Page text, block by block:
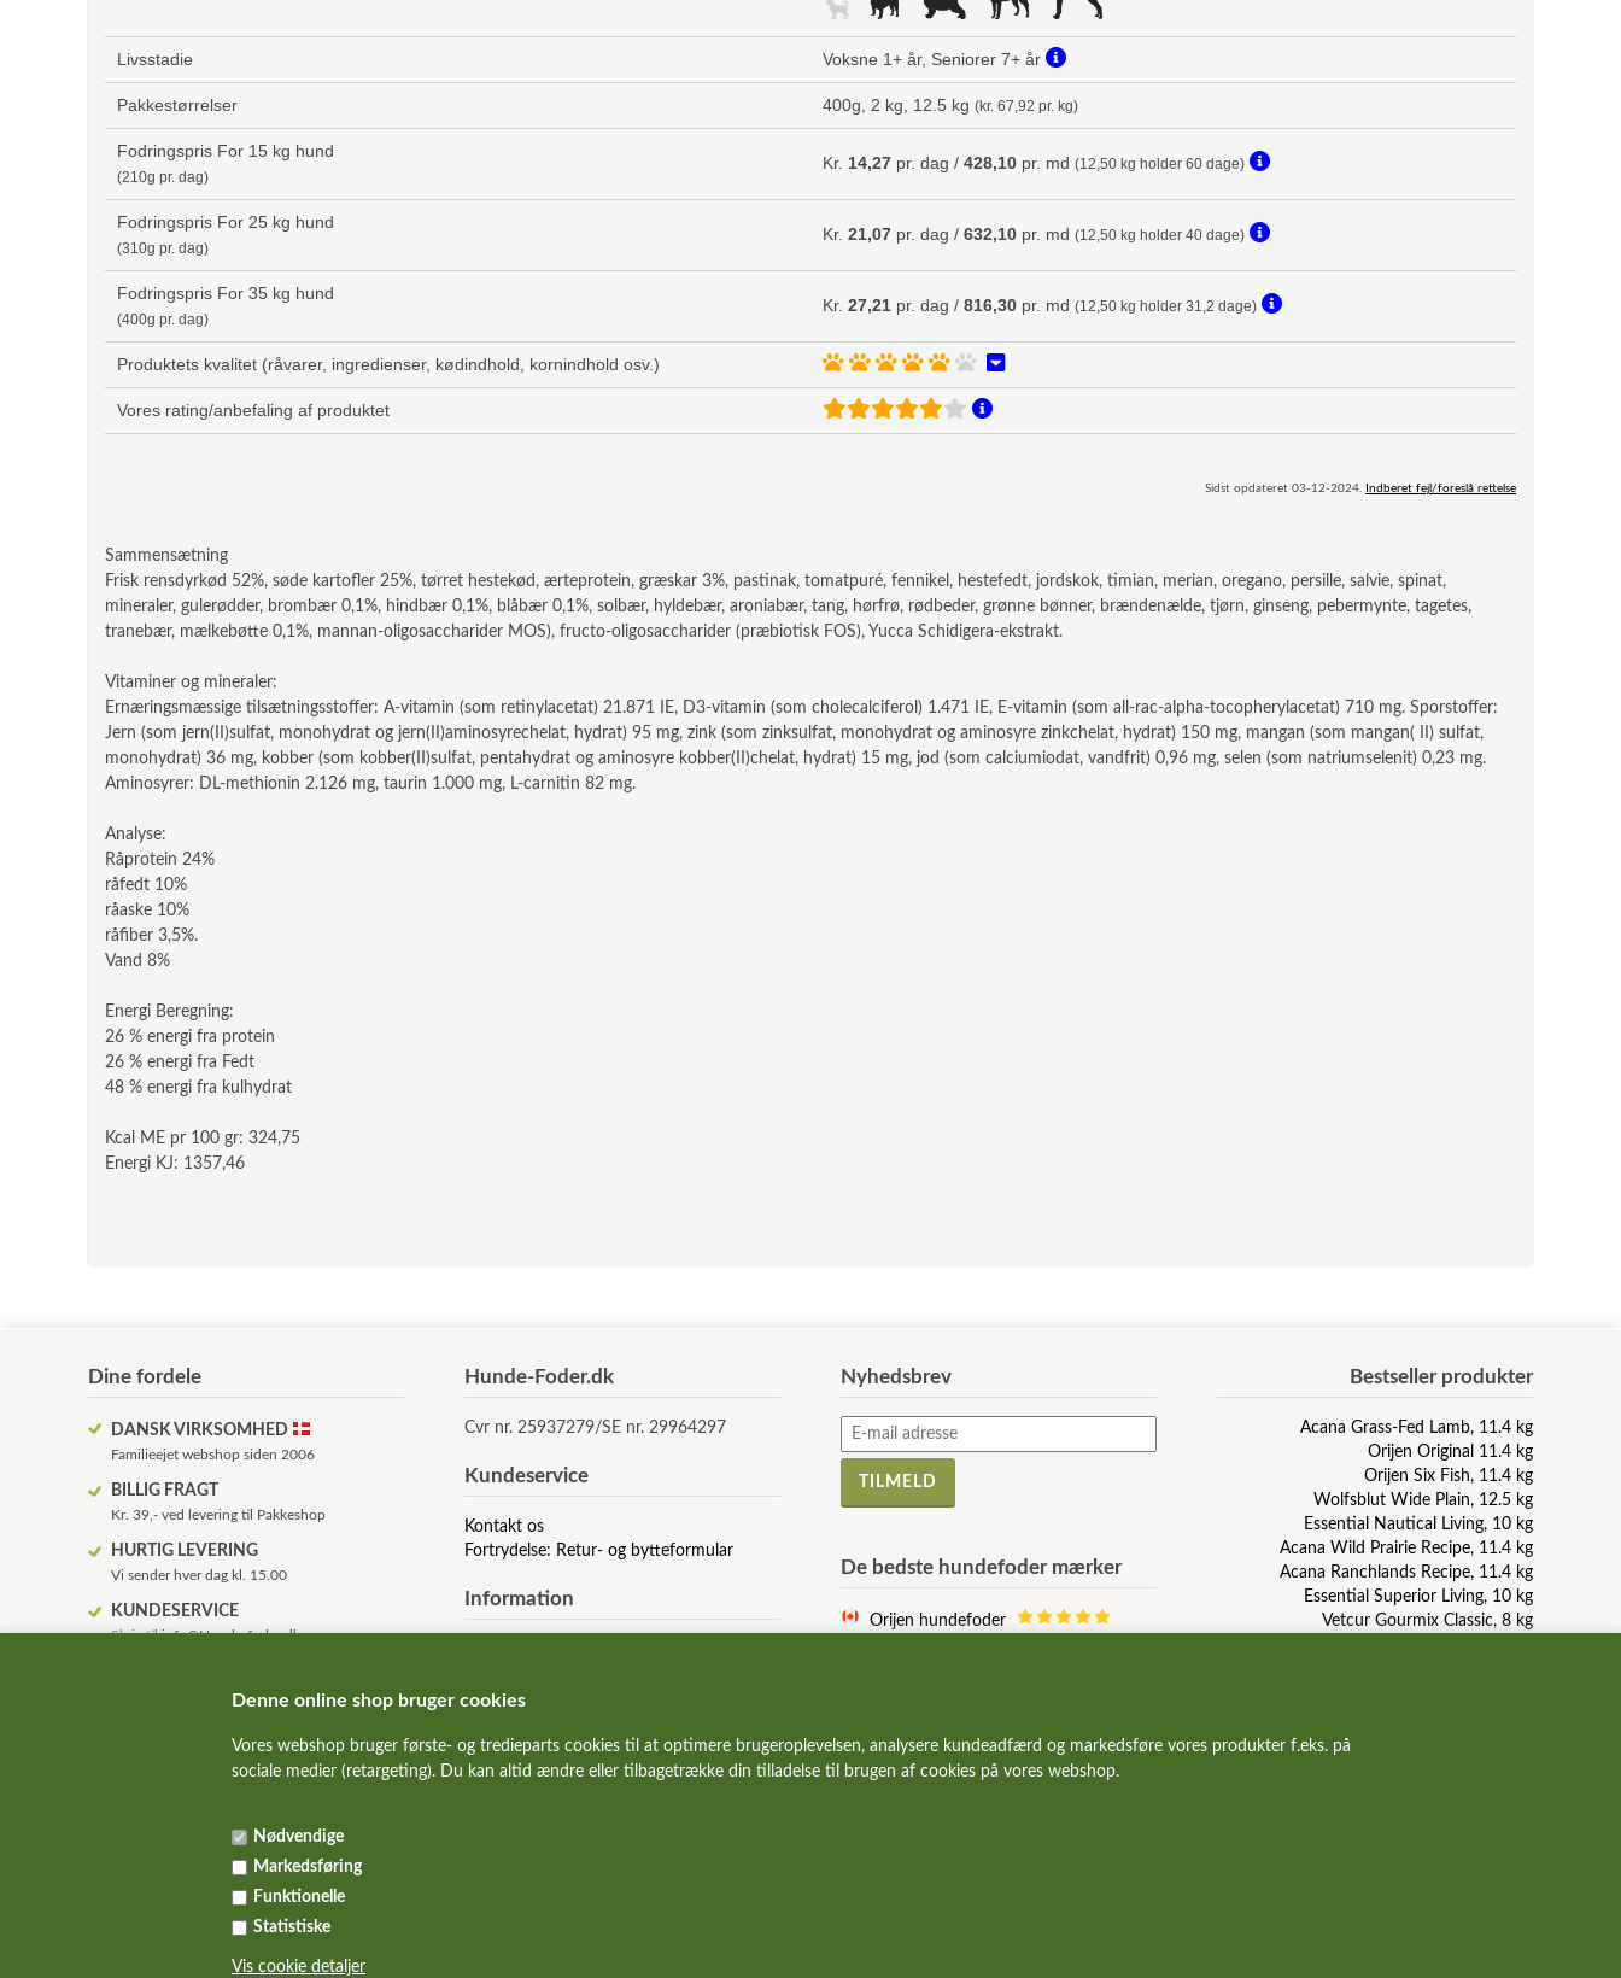
Denne online shop bruger cookies
Vores webshop bruger første- og tredieparts cookies til at optimere brugeroplevelsen, analysere kundeadfærd og markedsføre vores produkter f.eks. på
sociale medier (retargeting). Du kan altid ændre eller tilbagetrække din tilladelse til brugen af cookies på vores webshop.
Nødvendige
Markedsføring
Funktionelle
Statistiske
Vis cookie detaljer
Livsstadie Voksne 1+ år, Seniorer 7+ år
Pakkestørrelser 400g, 2 kg, 12.5 kg (kr. 67,92 pr. kg)
Fodringspris For 15 kg hund
(210g pr. dag)
Kr. 14,27 pr. dag / 428,10 pr. md (12,50 kg holder 60 dage)
Fodringspris For 25 kg hund
(310g pr. dag)
Kr. 21,07 pr. dag / 632,10 pr. md (12,50 kg holder 40 dage)
Fodringspris For 35 kg hund
(400g pr. dag)
Kr. 27,21 pr. dag / 816,30 pr. md (12,50 kg holder 31,2 dage)
Produktets kvalitet (råvarer, ingredienser, kødindhold, kornindhold osv.)
Vores rating/anbefaling af produktet
Sidst opdateret 03-12-2024. Indberet fejl/foreslå rettelse
Sammensætning
Frisk rensdyrkød 52%, søde kartofler 25%, tørret hestekød, ærteprotein, græskar 3%, pastinak, tomatpuré, fennikel, hestefedt, jordskok, timian, merian, oregano, persille, salvie, spinat,
mineraler, gulerødder, brombær 0,1%, hindbær 0,1%, blåbær 0,1%, solbær, hyldebær, aroniabær, tang, hørfrø, rødbeder, grønne bønner, brændenælde, tjørn, ginseng, pebermynte, tagetes,
tranebær, mælkebøtte 0,1%, mannan-oligosaccharider MOS), fructo-oligosaccharider (præbiotisk FOS), Yucca Schidigera-ekstrakt.
Vitaminer og mineraler:
Ernæringsmæssige tilsætningsstoffer: A-vitamin (som retinylacetat) 21.871 IE, D3-vitamin (som cholecalciferol) 1.471 IE, E-vitamin (som all-rac-alpha-tocopherylacetat) 710 mg. Sporstoffer:
Jern (som jern(II)sulfat, monohydrat og jern(II)aminosyrechelat, hydrat) 95 mg, zink (som zinksulfat, monohydrat og aminosyre zinkchelat, hydrat) 150 mg, mangan (som mangan( II) sulfat,
monohydrat) 36 mg, kobber (som kobber(II)sulfat, pentahydrat og aminosyre kobber(II)chelat, hydrat) 15 mg, jod (som calciumiodat, vandfrit) 0,96 mg, selen (som natriumselenit) 0,23 mg.
Aminosyrer: DL-methionin 2.126 mg, taurin 1.000 mg, L-carnitin 82 mg.
Analyse:
Råprotein 24%
råfedt 10%
råaske 10%
råfiber 3,5%.
Vand 8%
Energi Beregning:
26 % energi fra protein
26 % energi fra Fedt
48 % energi fra kulhydrat
Kcal ME pr 100 gr: 324,75
Energi KJ: 1357,46
Dine fordele
DANSK VIRKSOMHED
Familieejet webshop siden 2006
BILLIG FRAGT
Kr. 39,- ved levering til Pakkeshop
HURTIG LEVERING
Vi sender hver dag kl. 15.00
KUNDESERVICE
Skriv tilinfo@Hunde-foder.dk
Alle de bedste hundemad mærker
Vi hjælper gerne med fodervejledning
Hunde-Foder.dk
Cvr nr. 25937279/SE nr. 29964297
Kundeservice
Kontakt os
Fortrydelse: Retur- og bytteformular
Information
Anvendelse af Cookies
Rabatkoder og gode tilbud
Nyhedsbrev
De bedste hundefoder mærker
Orijen hundefoder
Ziwi Peak hundefoder
Carnilove hundefoder
Bestseller produkter
Acana Grass-Fed Lamb, 11.4 kg
Orijen Original 11.4 kg
Orijen Six Fish, 11.4 kg
Wolfsblut Wide Plain, 12.5 kg
Essential Nautical Living, 10 kg
Acana Wild Prairie Recipe, 11.4 kg
Acana Ranchlands Recipe, 11.4 kg
Essential Superior Living, 10 kg
Vetcur Gourmix Classic, 8 kg
Taste Of The Wild Pacific Stream, 12.2 kg